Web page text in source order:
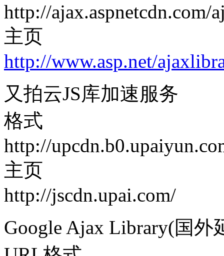
http://
主页
http://www.asp.net/
又拍云JS库加速服务
格式
http://
主页
http://jscdn.upai.com/
Google Ajax Library(国外